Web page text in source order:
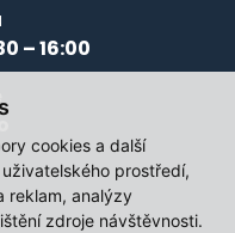
cookies a další
prostředí,
reklam, analýzy
zdroje návštěvnosti.
– 16:00